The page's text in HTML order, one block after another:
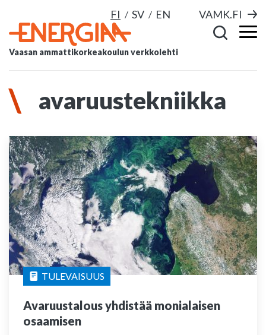
FI SV EN VAMK.FI
Vaasan ammattikorkeakoulun verkkolehti
avaruustekniikka
TULEVAISUUS
Avaruustalous yhdistää monialaisen
osaamisen